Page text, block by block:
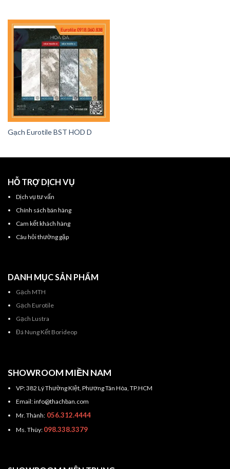
Gạch Eurotile BST HOD D
HỖ TRỢ DỊCH VỤ
Dịch vụ tư vấn
Chính sách bán hàng
Cam kết khách hàng
Câu hỏi thường gặp
DANH MỤC SẢN PHẨM
Gạch MTH
Gạch Eurotile
Gạch Lustra
Đá Nung Kết Borideop
SHOWROOM MIỀN NAM
VP: 382 Lý Thường KIệt, Phương Tân Hòa, TP.HCM
Email: info@thachban.com
Mr. Thành:056.312.4444
Ms. Thùy: 098.338.3379